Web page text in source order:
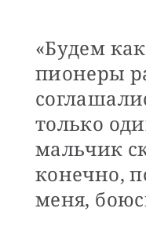
«Будем
пионеры
только
мальчик
конечно,
меня,